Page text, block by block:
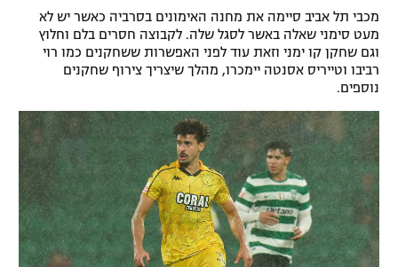
תקנון פעילות ספורט 1
רשיון להקרנה פומבית לבית עסק
לוח דרושים – ג'ובנט
תגיות
המגזין
מכבי תל אביב סיימה את מחנה האימונים בסרביה כאשר יש לא
מעט סימני שאלה באשר לסגל שלה. לקבוצה חסרים בלם וחלוץ
וגם שחקן קו ימני וזאת עוד לפני האפשרות ששחקנים כמו רוי
רביבו וטייריס אסנטה יימכרו, מהלך שיצריך צירוף שחקנים
נוספים.